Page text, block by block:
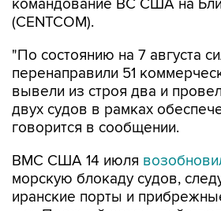
"По состоянию на 7 августа
вывели из строя два и
двух судов в рамках
говорится в сообщении.
ВМС США 14 июля
иранские порты и
них. Прежний режим
18 июня.